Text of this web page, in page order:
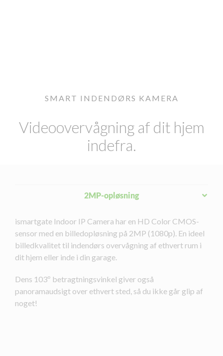
SMART INDENDØRS KAMERA
Videoovervågning af dit hjem
indefra.
2MP-opløsning
ismartgate Indoor IP Camera har en HD Color CMOS-
sensor med en billedopløsning på 2MP (1080p). En ideel
billedkvalitet til indendørs overvågning af ethvert rum i
dit hjem eller inde i din garage.
Dens 103º betragtningsvinkel giver også
panoramaudsigt over ethvert sted, så du ikke går glip af
noget!